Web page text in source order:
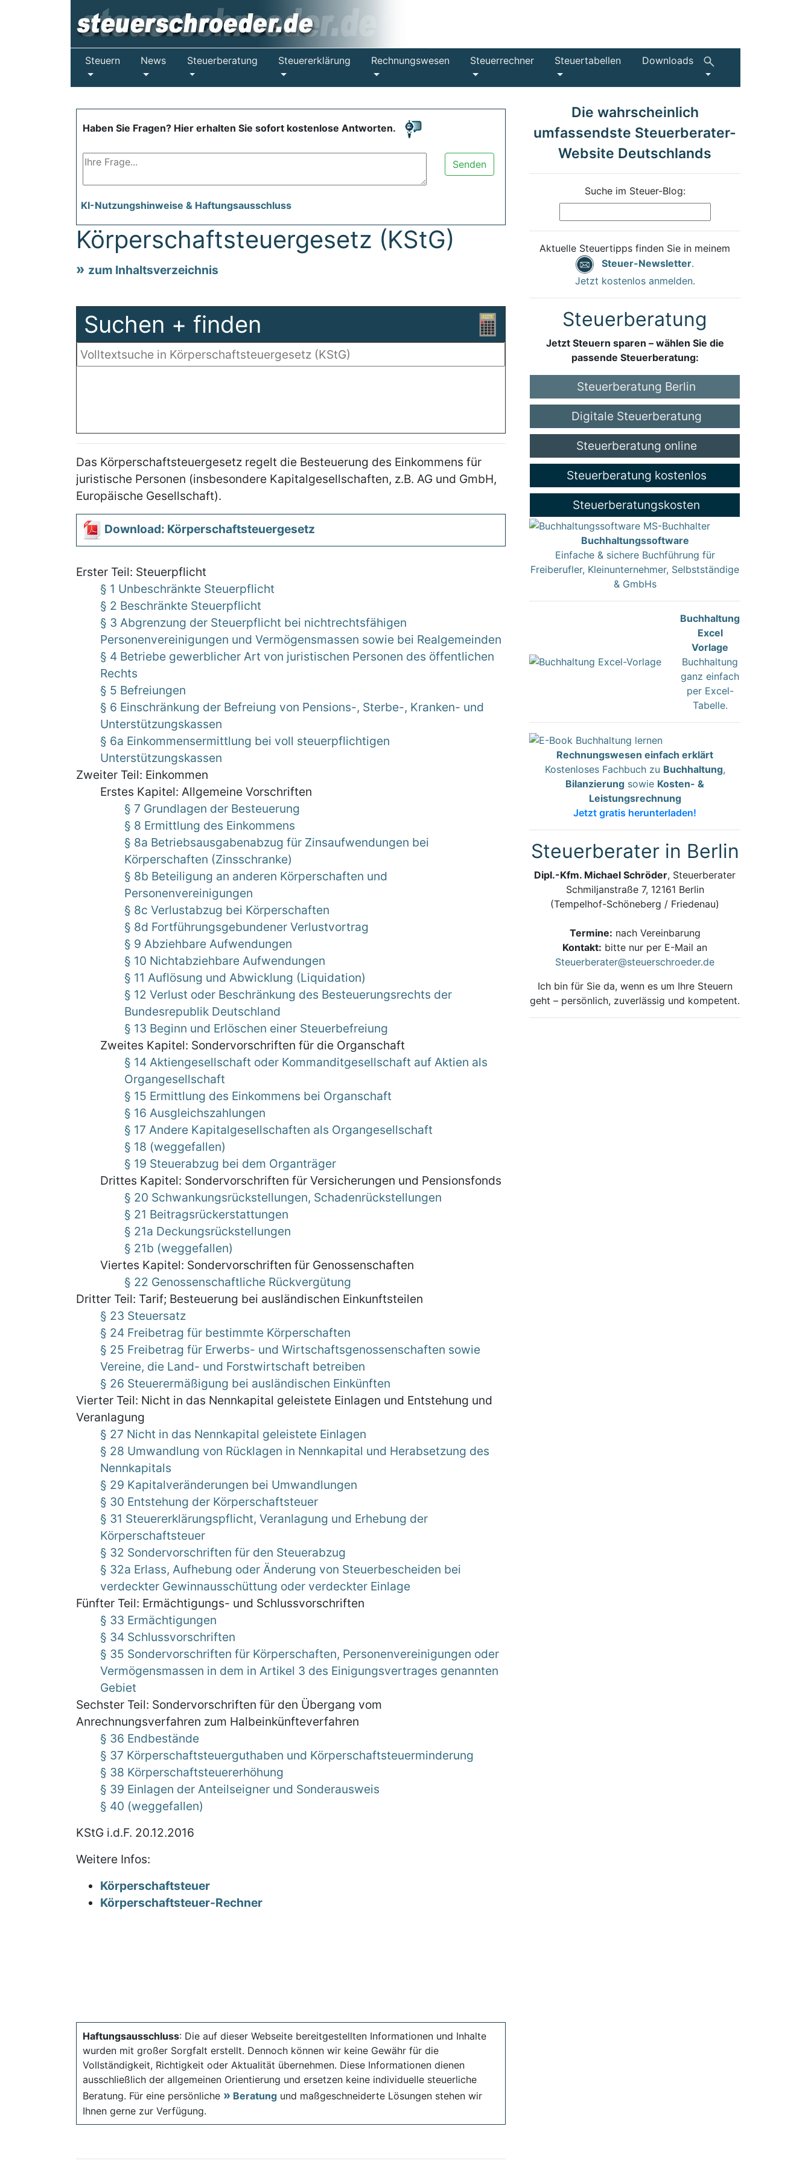
Steuern News Steuerberatung Steuererklärung Rechnungswesen Steuerrechner Steuertabellen Downloads
Haben Sie Fragen? Hier erhalten Sie sofort kostenlose Antworten.
Senden
KI-Nutzungshinweise & Haftungsausschluss
Körperschaftsteuergesetz (KStG)
zum Inhaltsverzeichnis
Suchen + finden
Das Körperschaftsteuergesetz regelt die Besteuerung des Einkommens für
juristische Personen (insbesondere Kapitalgesellschaften, z.B. AG und GmbH,
Europäische Gesellschaft).
Download: Körperschaftsteuergesetz
Erster Teil: Steuerpflicht
§ 1 Unbeschränkte Steuerpflicht
§ 2 Beschränkte Steuerpflicht
§ 3 Abgrenzung der Steuerpflicht bei nichtrechtsfähigen
Personenvereinigungen und Vermögensmassen sowie bei Realgemeinden
§ 4 Betriebe gewerblicher Art von juristischen Personen des öffentlichen
Rechts
§ 5 Befreiungen
§ 6 Einschränkung der Befreiung von Pensions-, Sterbe-, Kranken- und
Unterstützungskassen
§ 6a Einkommensermittlung bei voll steuerpflichtigen
Unterstützungskassen
Zweiter Teil: Einkommen
Erstes Kapitel: Allgemeine Vorschriften
§ 7 Grundlagen der Besteuerung
§ 8 Ermittlung des Einkommens
§ 8a Betriebsausgabenabzug für Zinsaufwendungen bei
Körperschaften (Zinsschranke)
§ 8b Beteiligung an anderen Körperschaften und
Personenvereinigungen
§ 8c Verlustabzug bei Körperschaften
§ 8d Fortführungsgebundener Verlustvortrag
§ 9 Abziehbare Aufwendungen
§ 10 Nichtabziehbare Aufwendungen
§ 11 Auflösung und Abwicklung (Liquidation)
§ 12 Verlust oder Beschränkung des Besteuerungsrechts der
Bundesrepublik Deutschland
§ 13 Beginn und Erlöschen einer Steuerbefreiung
Zweites Kapitel: Sondervorschriften für die Organschaft
§ 14 Aktiengesellschaft oder Kommanditgesellschaft auf Aktien als
Organgesellschaft
§ 15 Ermittlung des Einkommens bei Organschaft
§ 16 Ausgleichszahlungen
§ 17 Andere Kapitalgesellschaften als Organgesellschaft
§ 18 (weggefallen)
§ 19 Steuerabzug bei dem Organträger
Drittes Kapitel: Sondervorschriften für Versicherungen und Pensionsfonds
§ 20 Schwankungsrückstellungen, Schadenrückstellungen
§ 21 Beitragsrückerstattungen
§ 21a Deckungsrückstellungen
§ 21b (weggefallen)
Viertes Kapitel: Sondervorschriften für Genossenschaften
§ 22 Genossenschaftliche Rückvergütung
Dritter Teil: Tarif; Besteuerung bei ausländischen Einkunftsteilen
§ 23 Steuersatz
§ 24 Freibetrag für bestimmte Körperschaften
§ 25 Freibetrag für Erwerbs- und Wirtschaftsgenossenschaften sowie
Vereine, die Land- und Forstwirtschaft betreiben
§ 26 Steuerermäßigung bei ausländischen Einkünften
Vierter Teil: Nicht in das Nennkapital geleistete Einlagen und Entstehung und
Veranlagung
§ 27 Nicht in das Nennkapital geleistete Einlagen
§ 28 Umwandlung von Rücklagen in Nennkapital und Herabsetzung des
Nennkapitals
§ 29 Kapitalveränderungen bei Umwandlungen
§ 30 Entstehung der Körperschaftsteuer
§ 31 Steuererklärungspflicht, Veranlagung und Erhebung der
Körperschaftsteuer
§ 32 Sondervorschriften für den Steuerabzug
§ 32a Erlass, Aufhebung oder Änderung von Steuerbescheiden bei
verdeckter Gewinnausschüttung oder verdeckter Einlage
Fünfter Teil: Ermächtigungs- und Schlussvorschriften
§ 33 Ermächtigungen
§ 34 Schlussvorschriften
§ 35 Sondervorschriften für Körperschaften, Personenvereinigungen oder
Vermögensmassen in dem in Artikel 3 des Einigungsvertrages genannten
Gebiet
Sechster Teil: Sondervorschriften für den Übergang vom
Anrechnungsverfahren zum Halbeinkünfteverfahren
§ 36 Endbestände
§ 37 Körperschaftsteuerguthaben und Körperschaftsteuerminderung
§ 38 Körperschaftsteuererhöhung
§ 39 Einlagen der Anteilseigner und Sonderausweis
§ 40 (weggefallen)
KStG i.d.F. 20.12.2016
Weitere Infos:
Körperschaftsteuer
Körperschaftsteuer-Rechner
Haftungsausschluss: Die auf dieser Webseite bereitgestellten Informationen und Inhalte
wurden mit großer Sorgfalt erstellt. Dennoch können wir keine Gewähr für die
Vollständigkeit, Richtigkeit oder Aktualität übernehmen. Diese Informationen dienen
ausschließlich der allgemeinen Orientierung und ersetzen keine individuelle steuerliche
Beratung. Für eine persönliche
Beratung und maßgeschneiderte Lösungen stehen wir
Ihnen gerne zur Verfügung.
Die wahrscheinlich
umfassendste Steuerberater-
Website Deutschlands
Suche im Steuer-Blog:
Aktuelle Steuertipps finden Sie in meinem
Steuer-Newsletter.
Jetzt kostenlos anmelden.
Steuerberatung
Jetzt Steuern sparen – wählen Sie die
passende Steuerberatung:
Steuerberatung Berlin
Digitale Steuerberatung
Steuerberatung online
Steuerberatung kostenlos
Steuerberatungskosten
Buchhaltungssoftware
Einfache & sichere Buchführung für
Freiberufler, Kleinunternehmer, Selbstständige
& GmbHs
Buchhaltung
Excel
Vorlage
Buchhaltung
ganz einfach
per Excel-
Tabelle.
Rechnungswesen einfach erklärt
Kostenloses Fachbuch zu Buchhaltung,
Bilanzierung sowie Kosten- &
Leistungsrechnung
Jetzt gratis herunterladen!
Steuerberater in Berlin
Dipl.-Kfm. Michael Schröder, Steuerberater
Schmiljanstraße 7, 12161 Berlin
(Tempelhof-Schöneberg / Friedenau)
Termine: nach Vereinbarung
Kontakt: bitte nur per E-Mail an
Steuerberater@steuerschroeder.de
Ich bin für Sie da, wenn es um Ihre Steuern
geht – persönlich, zuverlässig und kompetent.